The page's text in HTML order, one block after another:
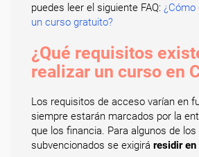
puedes leer el siguiente FAQ: ¿Cómo
un curso gratuito?
¿Qué requisitos
realizar un curso en
Los requisitos de acceso varían en
siempre estarán marcados por la
que los financia. Para algunos de
subvencionados se exigirá residir en